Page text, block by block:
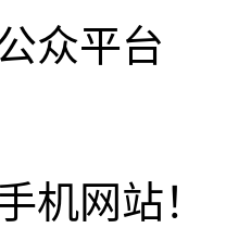
众平台
机网站！